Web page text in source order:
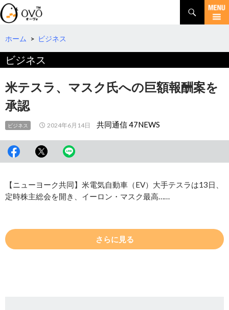
検
索
コ
テ
へ
移
動
ホーム > ビジネス
ビジネス
米テスラ、マスク氏への巨額報酬案を
承認
ビジネス 2024年6月14日 共同通信 47NEWS
【ニューヨーク共同】米電気自動車（EV）大手テスラは13日、
定時株主総会を開き、イーロン・マスク最高……
さらに見る